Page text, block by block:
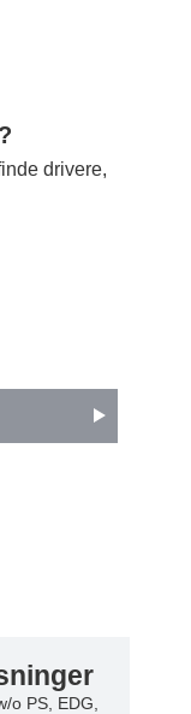
drivere,
o PS, EDG,